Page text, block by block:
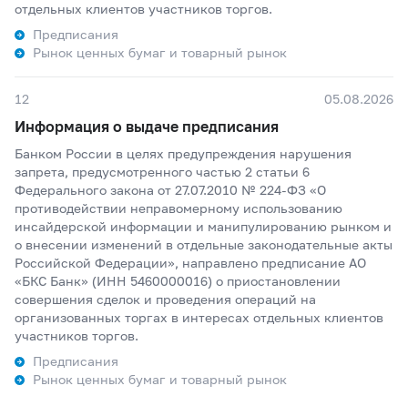
отдельных клиентов участников торгов.
Предписания
Рынок ценных бумаг и товарный рынок
12 05.08.2026
Информация о выдаче предписания
Банком России в целях предупреждения нарушения
запрета, предусмотренного частью 2 статьи 6
Федерального закона от 27.07.2010 № 224-ФЗ «О
противодействии неправомерному использованию
инсайдерской информации и манипулированию рынком и
о внесении изменений в отдельные законодательные акты
Российской Федерации», направлено предписание АО
«БКС Банк» (ИНН 5460000016) о приостановлении
совершения сделок и проведения операций на
организованных торгах в интересах отдельных клиентов
участников торгов.
Предписания
Рынок ценных бумаг и товарный рынок